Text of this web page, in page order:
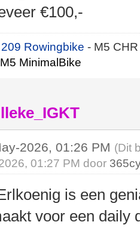
€100,-
Rowingbike- M5
MinimalBike
2026, 01:26 PM (Dit
01:27 PM door
is een
voor een daily